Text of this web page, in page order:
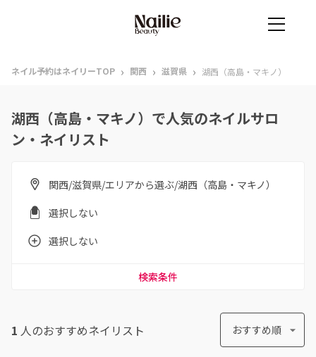
ネイル予約はネイリーTOP › 関西 › 滋賀県 › 湖西（高島・マキノ）
湖西（高島・マキノ）で人気のネイルサロ
ン・ネイリスト
関西/滋賀県/エリアから選ぶ/湖西（高島・マキノ）
選択しない
選択しない
検索条件
1 人のおすすめネイリスト おすすめ順